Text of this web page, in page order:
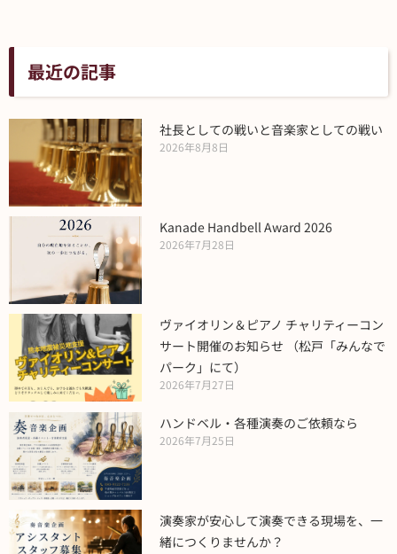
最近の記事
社長としての戦いと音楽家としての戦い
2026年8月8日
Kanade Handbell Award 2026
2026年7月28日
ヴァイオリン＆ピアノ チャリティーコン
サート開催のお知らせ （松戸「みんなで
パーク」にて）
2026年7月27日
ハンドベル・各種演奏のご依頼なら
2026年7月25日
演奏家が安心して演奏できる現場を、一
緒につくりませんか？